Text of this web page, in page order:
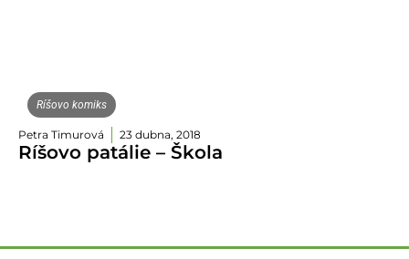
Ríšovo komiks
Petra Timurová 23 dubna, 2018
Ríšovo patálie – Škola